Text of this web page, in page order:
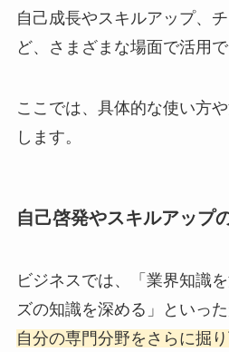
自己成長やスキルアップ、
ど、さまざまな場面で活用で
ここでは、具体的な使い方
します。
自己啓発やスキルアップ
ビジネスでは、「業界知識
ズの知識を深める」といっ
自分の専門分野をさらに掘